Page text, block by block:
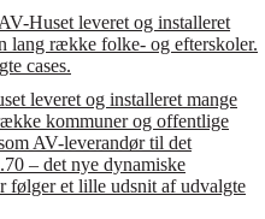
Huset leveret og installeret
lang række folke- og efterskoler.
cases.
leveret og installeret mange
kommuner og offentlige
AV-leverandør til det
– det nye dynamiske
følger et lille udsnit af udvalgte